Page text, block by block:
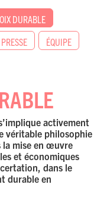
DURABLE
ÉQUIPE
activement
véritable philosophie
la mise en œuvre
et économiques
dans le
durable en